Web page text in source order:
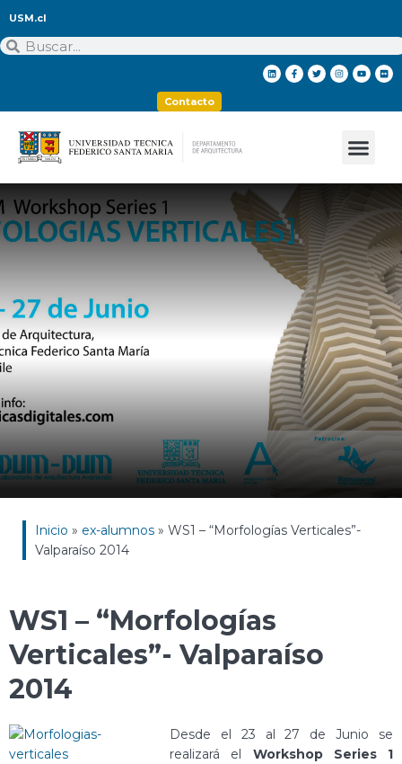
USM.cl
Contacto
Inicio » ex-alumnos » WS1 – “Morfologías Verticales”-
Valparaíso 2014
WS1 – “Morfologías
Verticales”- Valparaíso
2014
Desde el 23 al 27 de Junio se
realizará el Workshop Series 1